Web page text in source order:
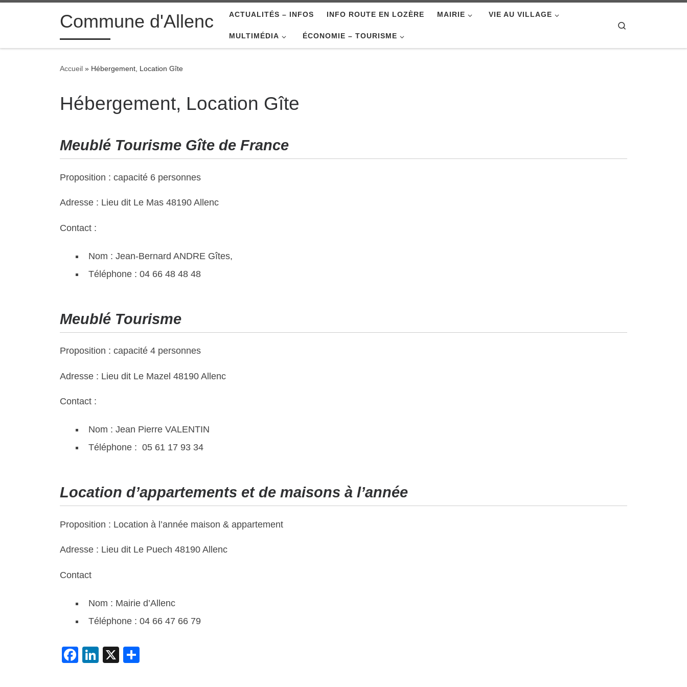
Passer au contenuCommune d'Allenc ACTUALITÉS – INFOS INFO ROUTE EN LOZÈRE MAIRIE VIE AU VILLAGE
MULTIMÉDIA ÉCONOMIE – TOURISME
Accueil » Hébergement, Location Gîte
Hébergement, Location Gîte
Meublé Tourisme Gîte de France
Proposition : capacité 6 personnes
Adresse : Lieu dit Le Mas 48190 Allenc
Contact :
Nom : Jean-Bernard ANDRE Gîtes,
Téléphone : 04 66 48 48 48
Meublé Tourisme
Proposition : capacité 4 personnes
Adresse : Lieu dit Le Mazel 48190 Allenc
Contact :
Nom : Jean Pierre VALENTIN
Téléphone : 05 61 17 93 34
Location d’appartements et de maisons à l’année
Proposition : Location à l’année maison & appartement
Adresse : Lieu dit Le Puech 48190 Allenc
Contact
Nom : Mairie d’Allenc
Téléphone : 04 66 47 66 79
F
Li
X